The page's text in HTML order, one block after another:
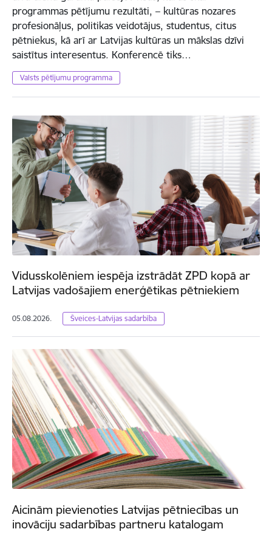
programmas pētījumu rezultāti, – kultūras nozares
profesionāļus, politikas veidotājus, studentus, citus
pētniekus, kā arī ar Latvijas kultūras un mākslas dzīvi
saistītus interesentus. Konferencē tiks…
Valsts pētījumu programma
Vidusskolēniem iespēja izstrādāt ZPD kopā ar
Latvijas vadošajiem enerģētikas pētniekiem
05.08.2026. Šveices-Latvijas sadarbība
Aicinām pievienoties Latvijas pētniecības un
inovāciju sadarbības partneru katalogam